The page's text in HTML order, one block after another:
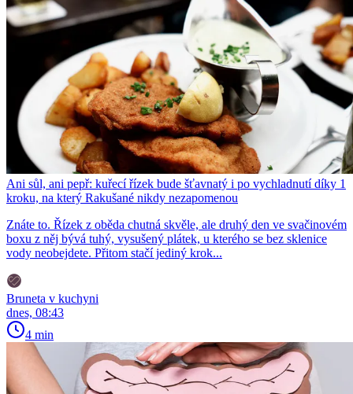
Ani sůl, ani pepř: kuřecí řízek bude šťavnatý i po vychladnutí díky 1
kroku, na který Rakušané nikdy nezapomenou
Znáte to. Řízek z oběda chutná skvěle, ale druhý den ve svačinovém
boxu z něj bývá tuhý, vysušený plátek, u kterého se bez sklenice
vody neobejdete. Přitom stačí jediný krok...
Bruneta v kuchyni
dnes, 08:43
4 min